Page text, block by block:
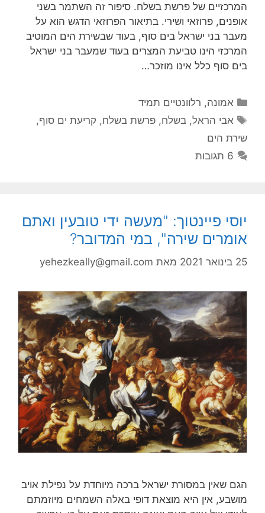
המרכזיים של פרשת בשלח. סיפור זה השתמר בשני
אופנים, פרוזאי ושירי. בתיאור הפרוזאי הדגש הוא על
מעבר בני ישראל בים סוף, בעוד שבשירת הים המוטיב
המרכזי הינו טביעת המצרים בעוד שמעבר בני ישראל
בים סוף כלל אינו מוזכר…
קטגוריות
אמונה, רלוונטיים תמיד
תגיות
אבי הראל,בשלח,פרשת בשלח, קריעת ים סוף,
שירת הים
6 תגובות
יוסי פיינטוך: "מעשה ידי טובעין ואתם
אומרים שירה", במי המדובר?
25 בינואר 2021 מאת yehezkeally@gmail.com
הגם שאין במסורת ישראל ברכה מיוחדת על נפילת אויב
מושבע, אין היא מוצאת דופי באלה השמחים מיוזמתם